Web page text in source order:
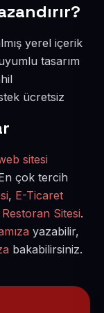
yerel içerik
tasarım
ücretsiz
sitesi
çok tercih
, E-Ticaret
Restoran Sitesi.
yazabilir,
bakabilirsiniz.